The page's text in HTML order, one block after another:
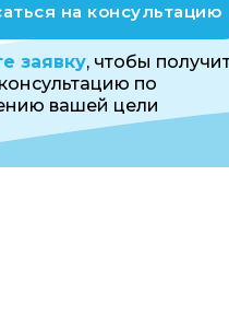
на консультацию
заявку, чтобы
по
вашей цели